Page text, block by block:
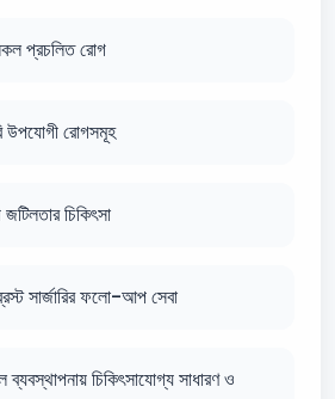
সকল প্রচলিত রোগ
উপযোগী রোগসমূহ
চিকিৎসা
সার্জারির ফলো-আপ সেবা
ব্যবস্থাপনায় চিকিৎসাযোগ্য সাধারণ ও